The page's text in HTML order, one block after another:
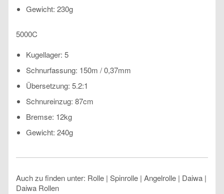
Gewicht: 230g
5000C
Kugellager: 5
Schnurfassung: 150m / 0,37mm
Übersetzung: 5.2:1
Schnureinzug: 87cm
Bremse: 12kg
Gewicht: 240g
Auch zu finden unter: Rolle | Spinrolle | Angelrolle | Daiwa |
Daiwa Rollen